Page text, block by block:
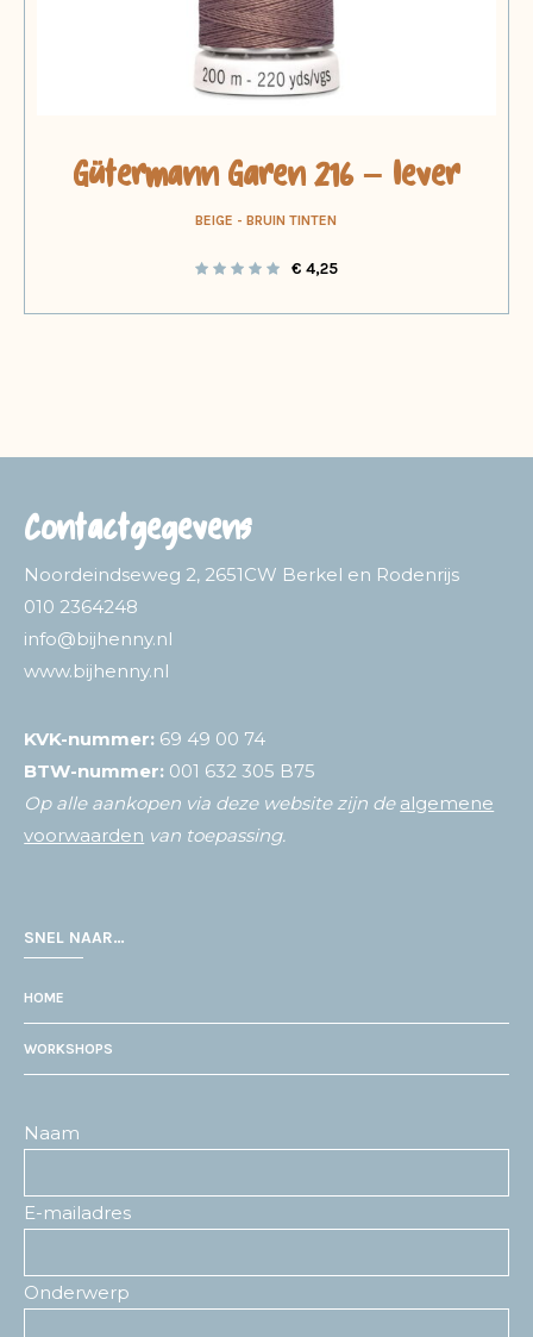
Gütermann Garen 216 – lever
BEIGE - BRUIN TINTEN
€ 4,25
Contactgegevens
Noordeindseweg 2, 2651CW Berkel en Rodenrijs
010 2364248
info@bijhenny.nl
www.bijhenny.nl
KVK-nummer: 69 49 00 74
BTW-nummer: 001 632 305 B75
Op alle aankopen via deze website zijn de algemene
voorwaarden van toepassing.
SNEL NAAR…
HOME
WORKSHOPS
Naam
E-mailadres
Onderwerp